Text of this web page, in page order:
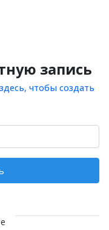
запись
чтобы создать